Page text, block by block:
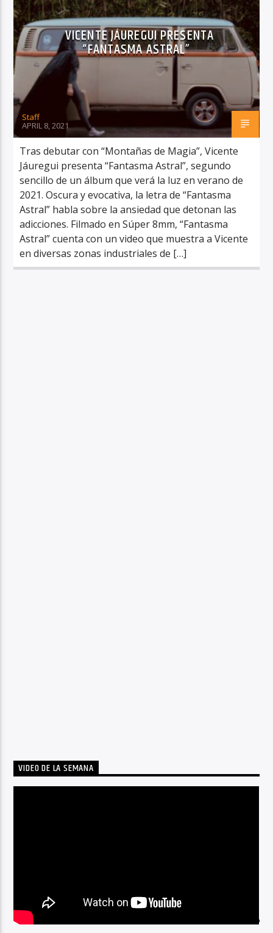
VICENTE JÁUREGUI PRESENTA
“FANTASMA ASTRAL”
Staff
APRIL 8, 2021
Tras debutar con “Montañas de Magia”, Vicente
Jáuregui presenta “Fantasma Astral”, segundo
sencillo de un álbum que verá la luz en verano de
2021. Oscura y evocativa, la letra de “Fantasma
Astral” habla sobre la ansiedad que detonan las
adicciones. Filmado en Súper 8mm, “Fantasma
Astral” cuenta con un video que muestra a Vicente
en diversas zonas industriales de […]
VIDEO DE LA SEMANA
BY TAG